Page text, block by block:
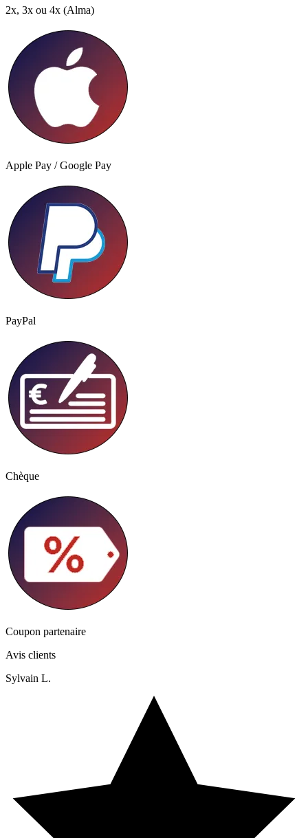
2x, 3x ou 4x (Alma)
Apple Pay / Google Pay
PayPal
Chèque
Coupon partenaire
Avis clients
Sylvain L.